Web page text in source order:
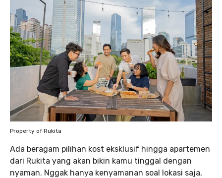
Property of Rukita
Ada beragam pilihan kost eksklusif hingga apartemen
dari Rukita yang akan bikin kamu tinggal dengan
nyaman. Nggak hanya kenyamanan soal lokasi saja,